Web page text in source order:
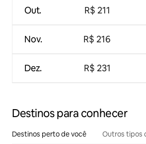
Out.
Nov.
Dez.
R$ 211
R$ 216
R$ 231
Destinos para conhecer
Destinos perto de você Outros tipos